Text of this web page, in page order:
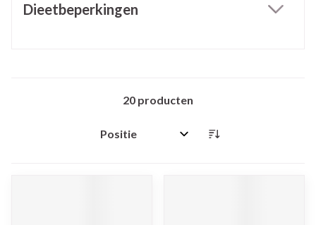
Dieetbeperkingen
20 producten
Sorteer op: